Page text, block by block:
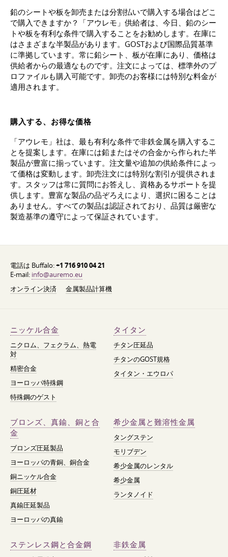
鉛のシートや板を卸売または分割払いで購入する場合はどこ
で購入できますか？「アウレモ」供給者は、今日、鉛のシー
トや板を有利な条件で購入することをお勧めします。在庫に
はさまざまな半製品があります。GOSTおよび国際品質基準
に準拠しています。常に鉛シート、板が在庫にあり、価格は
供給者からの最適なものです。注文によっては、標準外のプ
ロファイルも購入可能です。卸売のお客様には特別な料金が
適用されます。
購入する、お得な価格
「アウレモ」社は、最も有利な条件で非鉄金属を購入するこ
とを提案します。在庫には鉛またはその合金から作られた半
製品が豊富に揃っています。注文量や追加の供給条件によっ
て価格は変動します。卸売注文には特別な割引が提供されま
す。スタッフは常に質問にお答えし、資格あるサポートを提
供します。豊富な製品の品ぞろえにより、選択に困ることは
ありません。すべての製品は認証されており、品質は厳密な
製造基準の遵守によって保証されています。
電話は Buffalo:+1 716 910 04 21
E-mail: info@auremo.eu
オンライン決済
金属製品計算機
ニッケル合金
ニクロム、フェクラム、熱電
対
精密合金
ヨーロッパ特殊鋼
特殊鋼のゲスト
タイタン
チタン圧延品
チタンのGOST規格
タイタン・エウロパ
ブロンズ、真鍮、銅と合
金
ブロンズ圧延製品
ヨーロッパの青銅、銅合金
銅ニッケル合金
銅圧延材
真鍮圧延製品
ヨーロッパの真鍮
希少金属と難溶性金属
タングステン
モリブデン
希少金属のレンタル
希少金属
ランタノイド
ステンレス鋼と合金鋼 非鉄金属